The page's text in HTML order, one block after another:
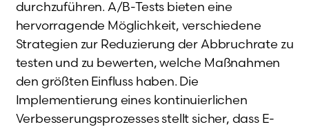
durchzuführen. A/B-Tests bieten eine
hervorragende Möglichkeit, verschiedene
Strategien zur Reduzierung der Abbruchrate zu
testen und zu bewerten, welche Maßnahmen
den größten Einfluss haben. Die
Implementierung eines kontinuierlichen
Verbesserungsprozesses stellt sicher, dass E-